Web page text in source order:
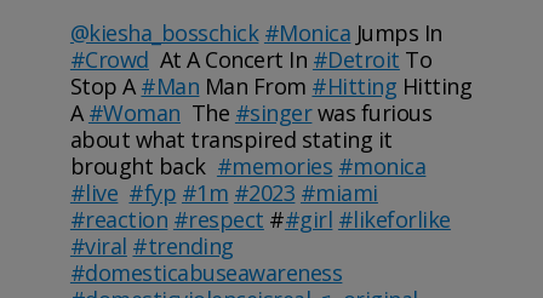
@kiesha_bosschick #Monica Jumps In
#Crowd At A Concert In #Detroit To
Stop A #Man Man From #Hitting Hitting
A #Woman The #singerwas furious
about what transpired stating it
brought back #memories #monica
#live #fyp #1m #2023 #miami
#reaction #respect ##girl #likeforlike
#viral #trending
#domesticabuseawareness